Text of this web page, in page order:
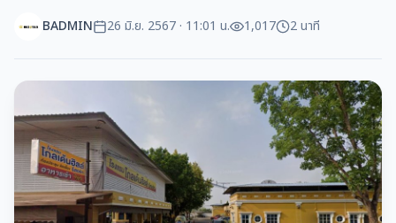
BADMIN 26 มิ.ย. 2567 · 11:01 น. 1,017 2 นาที